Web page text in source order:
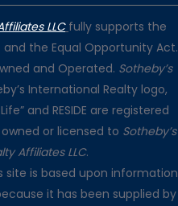
LLC fully supports the
the Equal Opportunity Act.
and Operated. Sotheby’s
International Realty logo,
and RESIDE are registered
or licensed to Sotheby’s
Affiliates LLC.
is based upon information
it has been supplied by